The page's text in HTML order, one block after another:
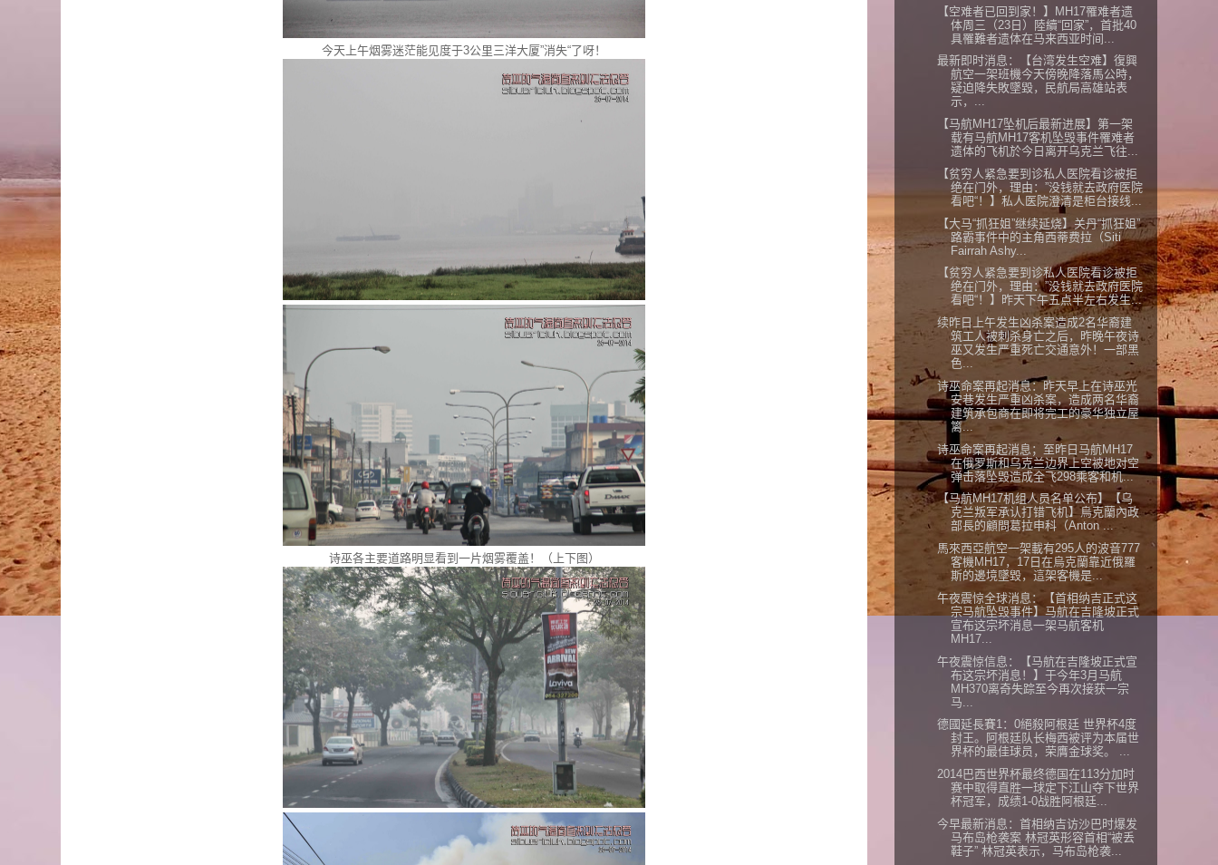
今天上午烟雾迷茫能见度于3公里三洋大厦”消失“了呀！
诗巫各主要道路明显看到一片烟雾覆盖！（上下图）
【空难者已回到家！】MH17罹难者遗
体周三（23日）陸續“回家”，首批40
具罹難者遗体在马来西亚时间...
最新即时消息：【台湾发生空难】復興
航空一架班機今天傍晚降落馬公時，
疑迫降失敗墜毀，民航局高雄站表
示，...
【马航MH17坠机后最新进展】第一架
载有马航MH17客机坠毁事件罹难者
遗体的飞机於今日离开乌克兰飞往...
【贫穷人紧急要到诊私人医院看诊被拒
绝在门外，理由：”没钱就去政府医院
看吧“！】私人医院澄清是柜台接线...
【大马“抓狂姐”继续延烧】关丹“抓狂姐”
路霸事件中的主角西蒂费拉（Siti
Fairrah Ashy...
【贫穷人紧急要到诊私人医院看诊被拒
绝在门外，理由：”没钱就去政府医院
看吧“！】昨天下午五点半左右发生...
续昨日上午发生凶杀案造成2名华裔建
筑工人被刺杀身亡之后，昨晚午夜诗
巫又发生严重死亡交通意外！一部黑
色...
诗巫命案再起消息：昨天早上在诗巫光
安巷发生严重凶杀案，造成两名华裔
建筑承包商在即将完工的豪华独立屋
篱...
诗巫命案再起消息；至昨日马航MH17
在俄罗斯和乌克兰边界上空被地对空
弹击落坠毁造成全飞298乘客和机...
【马航MH17机组人员名单公布】【乌
克兰叛军承认打错飞机】烏克蘭內政
部長的顧問葛拉申科（Anton ...
馬來西亞航空一架載有295人的波音777
客機MH17，17日在烏克蘭靠近俄羅
斯的邊境墜毀，這架客機是...
午夜震惊全球消息：【首相纳吉正式这
宗马航坠毁事件】马航在吉隆坡正式
宣布这宗坏消息一架马航客机
MH17...
午夜震惊信息：【马航在吉隆坡正式宣
布这宗坏消息！】于今年3月马航
MH370离奇失踪至今再次接获一宗
马...
德國延長賽1：0絕殺阿根廷 世界杯4度
封王。阿根廷队长梅西被评为本届世
界杯的最佳球员，荣膺金球奖。 ...
2014巴西世界杯最终德国在113分加时
赛中取得直胜一球定下江山夺下世界
杯冠军，成绩1-0战胜阿根廷...
今早最新消息：首相纳吉访沙巴时爆发
马布岛枪袭案 林冠英形容首相“被丢
鞋子” 林冠英表示，马布岛枪袭...